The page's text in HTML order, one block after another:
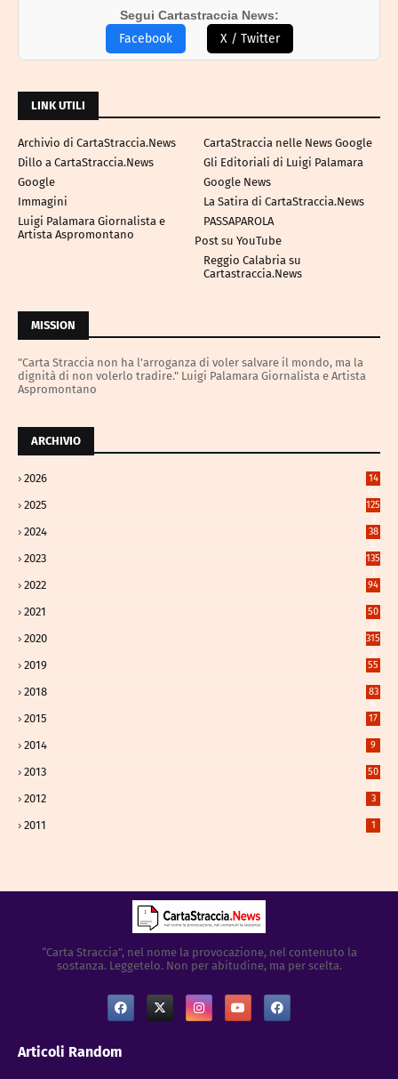
Segui Cartastraccia News:
Facebook X / Twitter
LINK UTILI
Archivio di CartaStraccia.News
CartaStraccia nelle News Google
Dillo a CartaStraccia.News
Gli Editoriali di Luigi Palamara
Google
Google News
Immagini
La Satira di CartaStraccia.News
Luigi Palamara Giornalista e
Artista Aspromontano
PASSAPAROLA
Post su YouTube
Reggio Calabria su
Cartastraccia.News
MISSION
"Carta Straccia non ha l'arroganza di voler salvare il mondo, ma la
dignità di non volerlo tradire." Luigi Palamara Giornalista e Artista
Aspromontano
ARCHIVIO
2026
14
66
2025
125
3
2024
38
4
2023
135
1
2022 94
2021
50
8
2020
315
2
2019 55
2018
83
9
2015 17
2014 9
2013
50
5
2012 3
2011 1
“Carta Straccia”, nel nome la provocazione, nel contenuto la
sostanza. Leggetelo. Non per abitudine, ma per scelta.
Articoli Random